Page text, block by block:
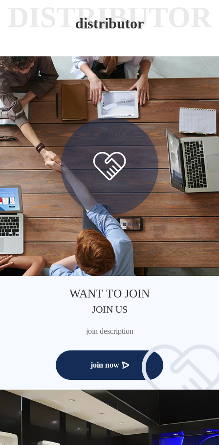
DISTRIBUTOR
distributor
WANT TO JOIN
JOIN US
join description
join now